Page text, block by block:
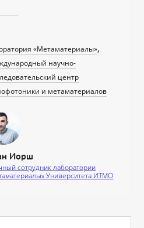
«Метаматериалы»
научно-
центр
и метаматериалов
Иорш
сотрудник лаборатории
Университета ИТМО